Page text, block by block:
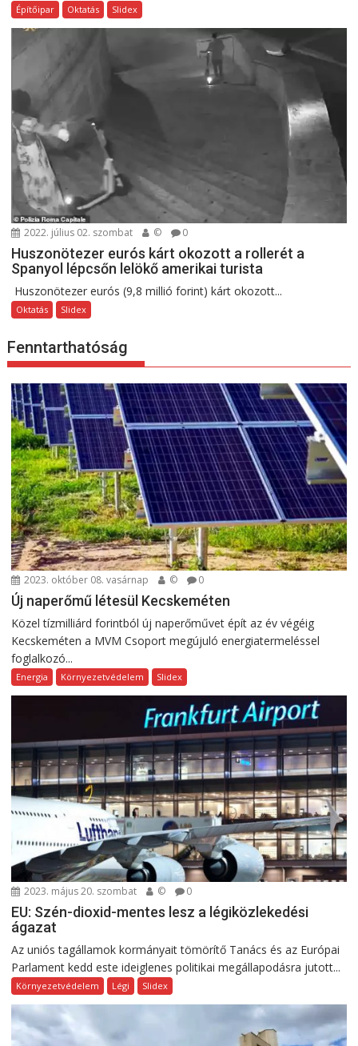
Építőipar Oktatás Slidex
2022. július 02. szombat © 0
Huszonötezer eurós kárt okozott a rollerét a
Spanyol lépcsőn lelökő amerikai turista
Huszonötezer eurós (9,8 millió forint) kárt okozott...
Oktatás Slidex
Fenntarthatóság
2023. október 08. vasárnap © 0
Új naperőmű létesül Kecskeméten
Közel tízmilliárd forintból új naperőművet épít az év végéig
Kecskeméten a MVM Csoport megújuló energiatermeléssel
foglalkozó...
Energia Környezetvédelem Slidex
2023. május 20. szombat © 0
EU: Szén-dioxid-mentes lesz a légiközlekedési
ágazat
Az uniós tagállamok kormányait tömörítő Tanács és az Európai
Parlament kedd este ideiglenes politikai megállapodásra jutott...
Környezetvédelem Légi Slidex